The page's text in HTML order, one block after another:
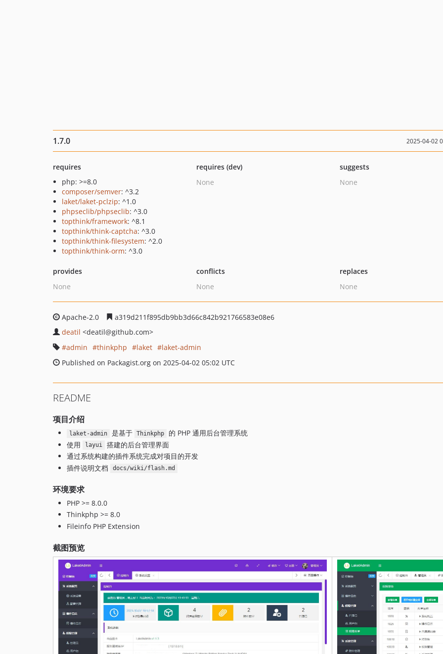
1.7.0 2025-04-02
requires
php: >=8.0
composer/semver: ^3.2
laket/laket-pclzip: ^1.0
phpseclib/phpseclib: ^3.0
topthink/framework: ^8.1
topthink/think-captcha: ^3.0
topthink/think-filesystem: ^2.0
topthink/think-orm: ^3.0
requires (dev)
None
suggests
None
provides
None
conflicts
None
replaces
None
Apache-2.0
a319d211f895db9bb3d66c842b921766583e08e6
deatil <deatil@github.com>
admin
thinkphp laket
laket-admin
Published on Packagist.org on 2025-04-02 05:02 UTC
README
项目介绍
laket-admin 是基于 Thinkphp
的 PHP 通用后台管理系统
使用
layui
搭建的后台管理界面
通过系统构建的插件系统完成对项目的开发
插件说明文档
docs/wiki/flash.md
环境要求
PHP >= 8.0.0
Thinkphp >= 8.0
Fileinfo PHP Extension
截图预览